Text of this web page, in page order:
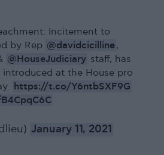
Incitement to
by Rep @davidcicilline,
@HouseJudiciary staff, has
at the House pro
https://t.co/Y6ntbSXF9G
January 11, 2021